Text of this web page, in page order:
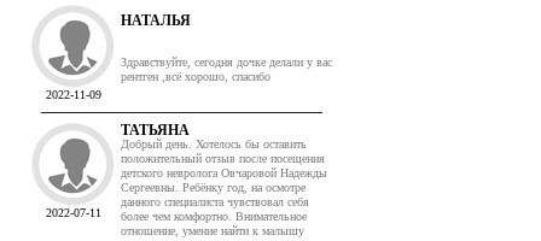
2022-11-09
НАТАЛЬЯ
Здравствуйте, сегодня дочке делали у вас
рентген ,всё хорошо, спасибо
2022-07-11
ТАТЬЯНА
Добрый день. Хотелось бы оставить
положительный отзыв после посещения
детского невролога Овчаровой Надежды
Сергеевны. Ребёнку год, на осмотре
данного специалиста чувствовал себя
более чем комфортно. Внимательное
отношение, умение найти к малышу